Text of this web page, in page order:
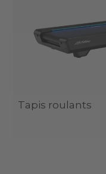
Tapis roulants